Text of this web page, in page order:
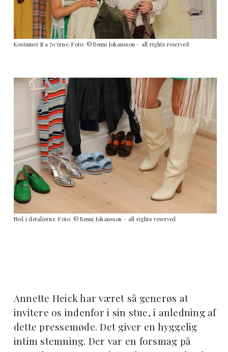
Kostumer fra 70'erne. Foto: © Benni Johansson – all rights reserved
Ned i detaljerne. Foto: © Benni Johansson – all rights reserved
Annette Heick har været så generøs at
invitere os indenfor i sin stue, i anledning af
dette pressemøde. Det giver en hyggelig
intim stemning. Der var en forsmag på